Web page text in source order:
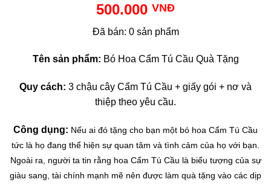
500.000 VNĐ
Đã bán: 0 sản phẩm
Tên sản phẩm: Bó Hoa Cẩm Tú Cầu Quà Tặng
Quy cách: 3 chậu cây Cẩm Tú Cầu + giấy gói + nơ và
thiệp theo yêu cầu.
Công dụng: Nếu ai đó tặng cho bạn một bó hoa Cẩm Tú Cầu
tức là họ đang thể hiện sự quan tâm và tình cảm của họ với bạn.
Ngoài ra, người ta tin rằng hoa Cẩm Tú Cầu là biểu tượng của sự
giàu sang, tài chính mạnh mẽ nên được làm quà tặng vào các dịp